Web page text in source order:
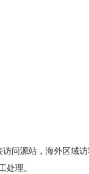
问源站，海外区域
理。